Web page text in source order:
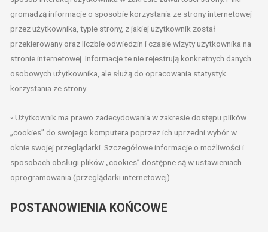
gromadzą informacje o sposobie korzystania ze strony internetowej
przez użytkownika, typie strony, z jakiej użytkownik został
przekierowany oraz liczbie odwiedzin i czasie wizyty użytkownika na
stronie internetowej. Informacje te nie rejestrują konkretnych danych
osobowych użytkownika, ale służą do opracowania statystyk
korzystania ze strony.
◦ Użytkownik ma prawo zadecydowania w zakresie dostępu plików
„cookies” do swojego komputera poprzez ich uprzedni wybór w
oknie swojej przeglądarki. Szczegółowe informacje o możliwości i
sposobach obsługi plików „cookies” dostępne są w ustawieniach
oprogramowania (przeglądarki internetowej).
POSTANOWIENIA KOŃCOWE